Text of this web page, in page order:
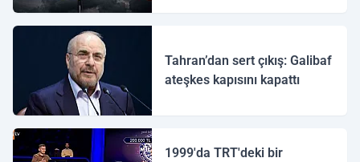
Tahran’dan sert çıkış: Galibaf
ateşkes kapısını kapattı
1999'da TRT'deki bir